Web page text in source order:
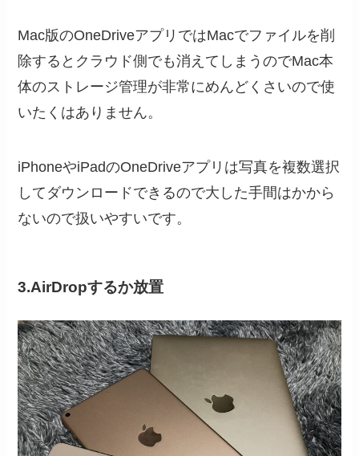
Mac版のOneDriveアプリではMacでファイルを削
除するとクラウド側でも消えてしまうのでMac本
体のストレージ管理が非常にめんどくさいので使
いたくはありません。
iPhoneやiPadのOneDriveアプリは写真を複数選択
してダウンロードできるので大した手間はかから
ないので扱いやすいです。
3.AirDropするか放置